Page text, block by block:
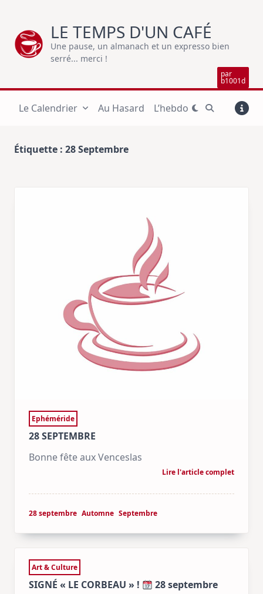
content
LE TEMPS D'UN CAFÉ
Une pause, un almanach et un expresso bien
serré... merci !
par
b1001d
Le Calendrier Au Hasard L’hebdo
Étiquette : 28 Septembre
Ephéméride
28 SEPTEMBRE
Bonne fête aux Venceslas
Lire l'article complet
28 septembre Automne Septembre
Art & Culture
SIGNÉ « LE CORBEAU » !
28 septembre